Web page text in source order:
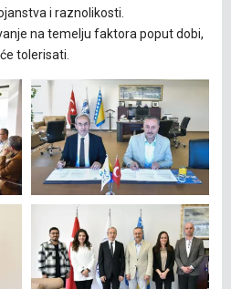
i raznolikosti.
na temelju faktora poput dobi,
tolerisati.